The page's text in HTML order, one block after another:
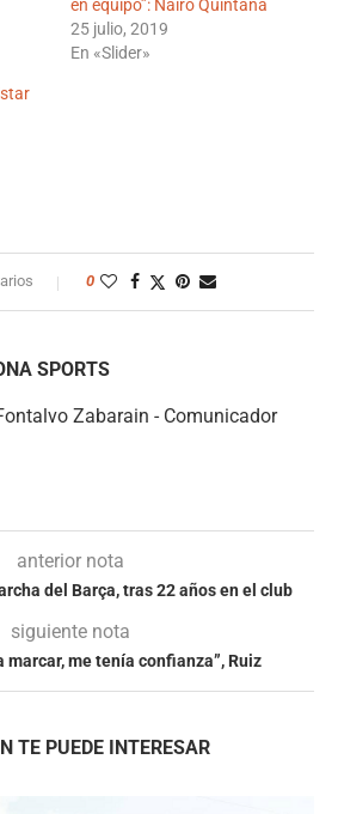
en equipo”: Nairo Quintana
25 julio, 2019
En «Slider»
0
SPORTS
Zabarain - Comunicador
anterior nota
del Barça, tras 22 años en el club
siguiente nota
marcar, me tenía confianza”, Ruiz
TE PUEDE INTERESAR